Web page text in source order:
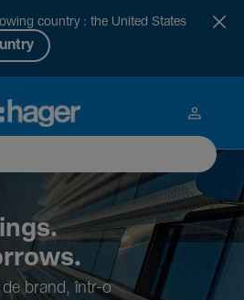
country : the United States
de brand, într-o